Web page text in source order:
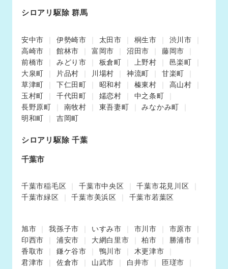
シロアリ駆除 群馬
安中市 伊勢崎市 太田市 桐生市
渋川市
高崎市
館林市 富岡市 沼田市
藤岡市
前橋市
みどり市 板倉町 上野村
邑楽町
大泉町
片品村 川場村 神流町
甘楽町
草津町
下仁田町 昭和村 榛東村
高山村
玉村町
千代田町 嬬恋村
中之条町
長野原町
南牧村 東吾妻町
みなかみ町
明和町
吉岡町
シロアリ駆除 千葉
千葉市
千葉市稲毛区 千葉市中央区
千葉市花見川区
千葉市緑区
千葉市美浜区 千葉市若葉区
旭市 我孫子市 いすみ市 市川市
市原市
印西市
浦安市 大網白里市 柏市
勝浦市
香取市
鎌ケ谷市 鴨川市
木更津市
君津市
佐倉市 山武市 白井市
匝瑳市